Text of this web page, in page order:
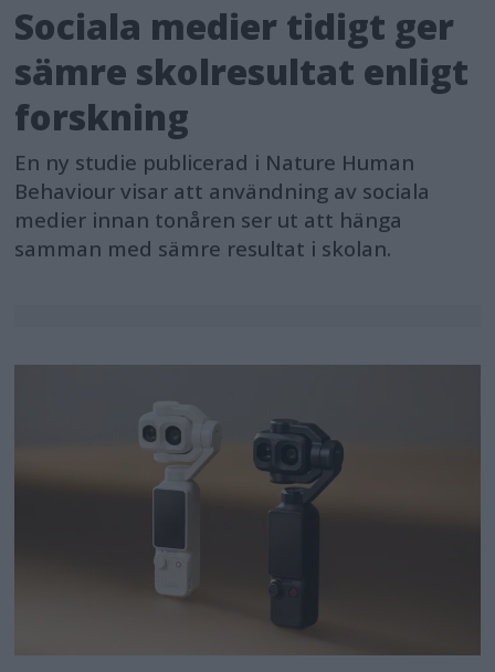
Sociala medier tidigt ger
sämre skolresultat enligt
forskning
En ny studie publicerad i Nature Human
Behaviour visar att användning av sociala
medier innan tonåren ser ut att hänga
samman med sämre resultat i skolan.